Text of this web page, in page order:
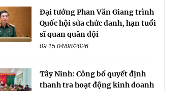
Đại tướng Phan Văn Giang trình
Quốc hội sửa chức danh, hạn tuổi
sĩ quan quân đội
09:15 04/08/2026
Tây Ninh: Công bố quyết định
thanh tra hoạt động kinh doanh